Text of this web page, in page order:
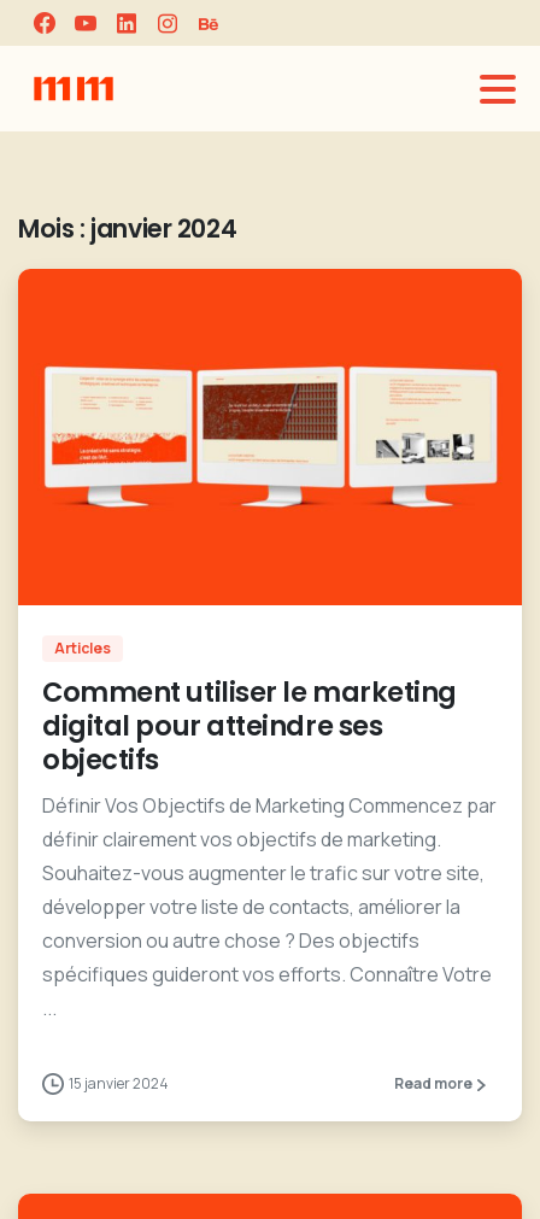
Mois : janvier 2024
Articles
Comment utiliser le marketing
digital pour atteindre ses
objectifs
Définir Vos Objectifs de Marketing Commencez par
définir clairement vos objectifs de marketing.
Souhaitez-vous augmenter le trafic sur votre site,
développer votre liste de contacts, améliorer la
conversion ou autre chose ? Des objectifs
spécifiques guideront vos efforts. Connaître Votre
...
15 janvier 2024 Read more